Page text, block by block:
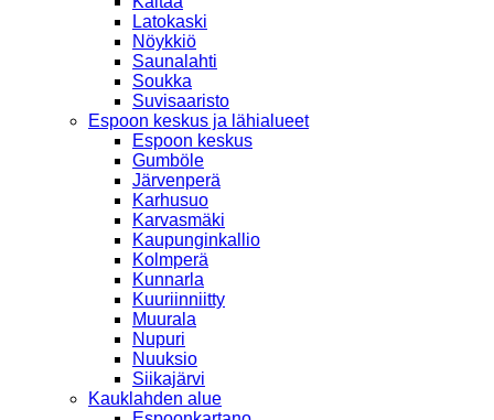
Latokaski
Nöykkiö
Saunalahti
Soukka
Suvisaaristo
Espoon keskus ja lähialueet
Espoon keskus
Gumböle
Järvenperä
Karhusuo
Karvasmäki
Kaupunginkallio
Kolmperä
Kunnarla
Kuuriinniitty
Muurala
Nupuri
Nuuksio
Siikajärvi
Kauklahden alue